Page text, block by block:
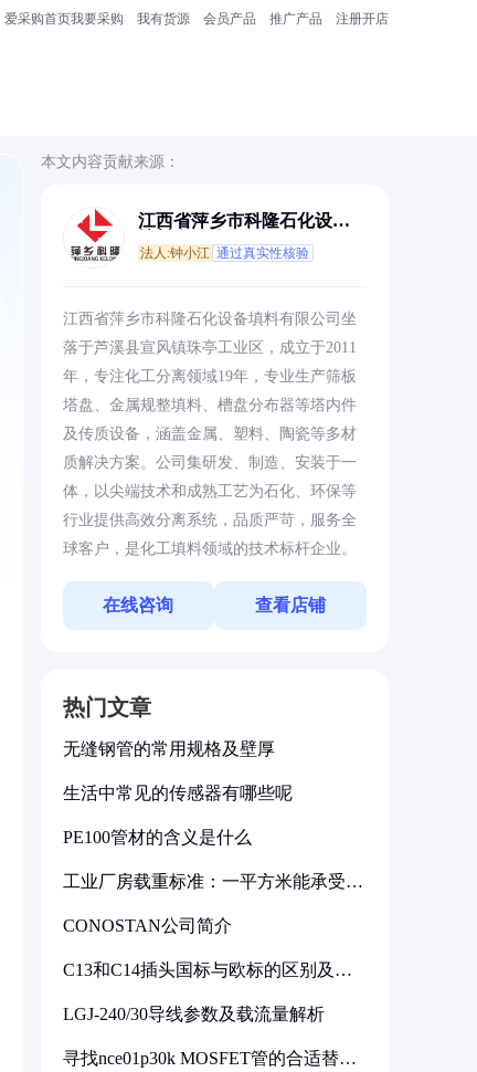
爱采购首页我要采购 我有货源 会员产品 推广产品 注册开店
本文内容贡献来源：
江西省萍乡市科隆石化设备
法人:钟小江 通过真实性核验
江西省萍乡市科隆石化设备填料有限公司坐
落于芦溪县宣风镇珠亭工业区，成立于2011
年，专注化工分离领域19年，专业生产筛板
塔盘、金属规整填料、槽盘分布器等塔内件
及传质设备，涵盖金属、塑料、陶瓷等多材
质解决方案。公司集研发、制造、安装于一
体，以尖端技术和成熟工艺为石化、环保等
行业提供高效分离系统，品质严苛，服务全
球客户，是化工填料领域的技术标杆企业。
在线咨询 查看店铺
热门文章
无缝钢管的常用规格及壁厚
生活中常见的传感器有哪些呢
PE100管材的含义是什么
工业厂房载重标准：一平方米能承受多
CONOSTAN公司简介
C13和C14插头国标与欧标的区别及其
LGJ-240/30导线参数及载流量解析
寻找nce01p30k MOSFET管的合适替代